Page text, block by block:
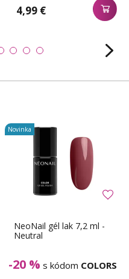
4,99 €
NeoNail gél lak 7,2 ml -
Neutral
-20 % s kódom COLORS
Novinka